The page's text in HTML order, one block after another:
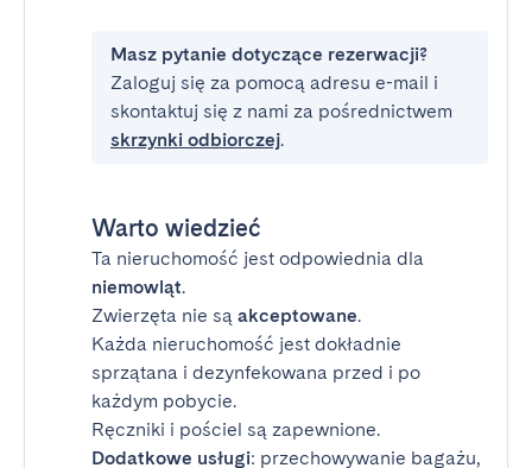
Masz pytanie dotyczące rezerwacji?
Zaloguj się za pomocą adresu e-mail i
skontaktuj się z nami za pośrednictwem
skrzynki odbiorczej.
Warto wiedzieć
Ta nieruchomość jest odpowiednia dla
niemowląt.
Zwierzęta nie są akceptowane.
Każda nieruchomość jest dokładnie
sprzątana i dezynfekowana przed i po
każdym pobycie.
Ręczniki i pościel są zapewnione.
Dodatkowe usługi: przechowywanie bagażu,